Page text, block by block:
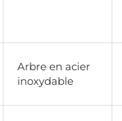
Arbre en acier
inoxydable